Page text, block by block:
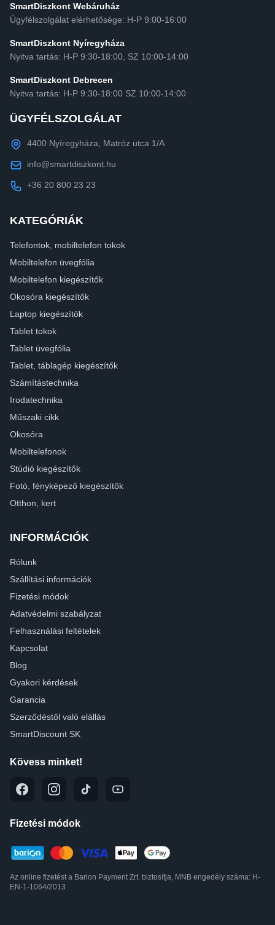
SmartDiszkont Webáruház
Ügyfélszolgálat elérhetősége: H-P 9:00-16:00
SmartDiszkont Nyíregyháza
Nyitva tartás: H-P 9:30-18:00, SZ 10:00-14:00
SmartDiszkont Debrecen
Nyitva tartás: H-P 9:30-18:00 SZ 10:00-14:00
ÜGYFÉLSZOLGÁLAT
4400 Nyíregyháza, Matróz utca 1/A
info@smartdiszkont.hu
+36 20 800 23 23
KATEGÓRIÁK
Telefontok, mobiltelefon tokok
Mobiltelefon üvegfólia
Mobiltelefon kiegészítők
Okosóra kiegészítők
Laptop kiegészítők
Tablet tokok
Tablet üvegfólia
Tablet, táblagép kiegészítők
Számítástechnika
Irodatechnika
Műszaki cikk
Okosóra
Mobiltelefonok
Stúdió kiegészítők
Fotó, fényképező kiegészítők
Otthon, kert
INFORMÁCIÓK
Rólunk
Szállítási információk
Fizetési módok
Adatvédelmi szabályzat
Felhasználási feltételek
Kapcsolat
Blog
Gyakori kérdések
Garancia
Szerződéstől való elállás
SmartDiscount SK
Kövess minket!
Fizetési módok
Az online fizetést a Barion Payment Zrt. biztosítja, MNB engedély száma: H-
EN-1-1064/2013